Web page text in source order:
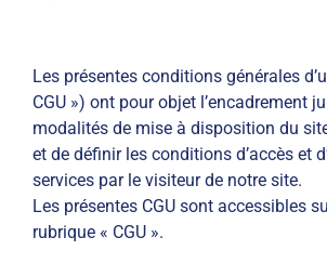
Les présentes conditions générales
CGU ») ont pour objet l’encadrement
modalités de mise à disposition du
et de définir les conditions d’accès et
services par le visiteur de notre site.
Les présentes CGU sont accessibles
rubrique « CGU ».